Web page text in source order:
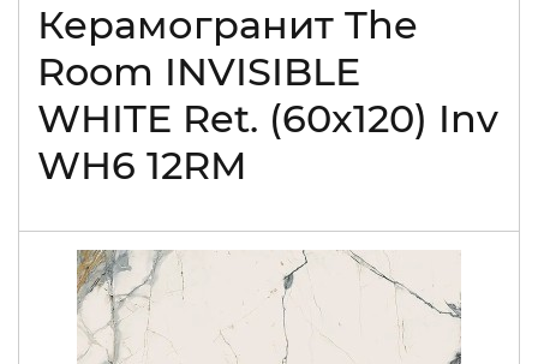
Керамогранит The
Room INVISIBLE
WHITE Ret. (60x120) Inv
WH6 12RM